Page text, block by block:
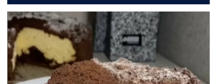
31 травня, 20:00